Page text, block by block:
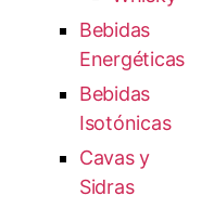
Bebidas
Energéticas
Bebidas
Isotónicas
Cavas y
Sidras